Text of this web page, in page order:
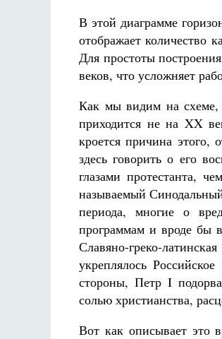
В этой диаграмме
отображает количество
Для простоты
веков, что усложняет
Как мы видим на схеме,
приходится не на XX
кроется причина
здесь говорить о его
глазами протестанта,
называемый
периода, многие о
программам и вроде бы
Славяно-греко-
укреплялось
стороны, Петр I
солью христианства,
Вот как описывает это